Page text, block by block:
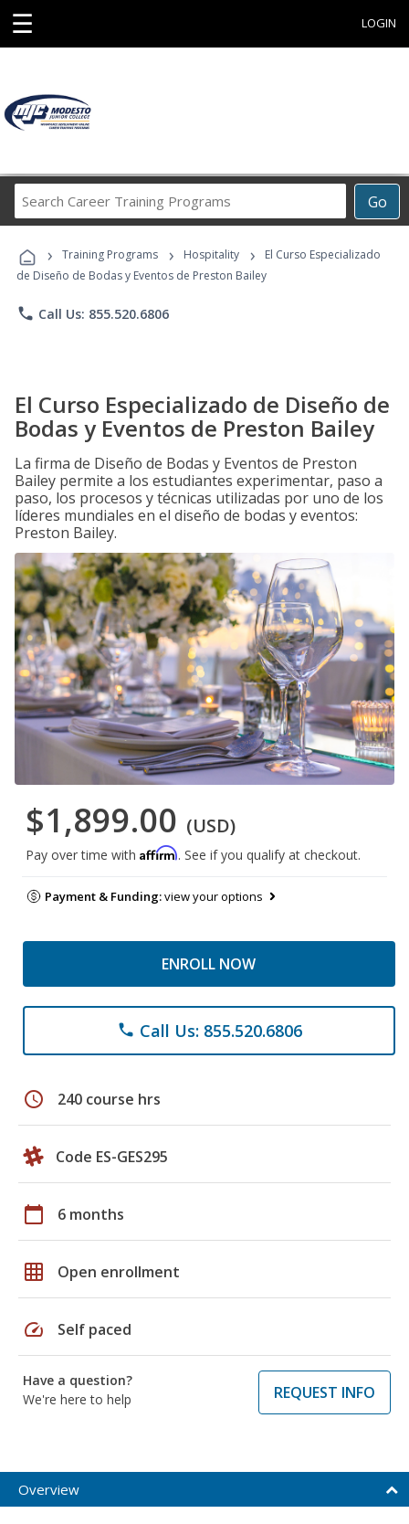
☰ LOGIN
Go
Career
Programs
› Training Programs › Hospitality ›
El Curso Especializado
de Diseño de Bodas y Eventos de Preston Bailey
phone Call Us: 855.520.6806
El Curso Especializado de Diseño de
Bodas y Eventos de Preston Bailey
La firma de Diseño de Bodas y Eventos de Preston
Bailey permite a los estudiantes experimentar, paso a
paso, los procesos y técnicas utilizadas por uno de los
líderes mundiales en el diseño de bodas y eventos:
Preston Bailey.
$1,899.00 (USD)
Pay over time with Affirm. See if you qualify at checkout.
Payment & Funding:view your options
ENROLL NOW
phone Call Us: 855.520.6806
schedule 240 course hrs
Code ES-GES295
calendar_today 6 months
grid_on Open enrollment
speed Self paced
Have a question?
We're here to help
REQUEST INFO
Overview